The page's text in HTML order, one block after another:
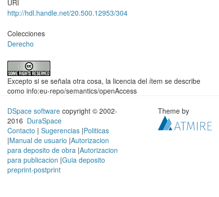
URI
http://hdl.handle.net/20.500.12953/304
Colecciones
Derecho
Excepto si se señala otra cosa, la licencia del ítem se describe
como info:eu-repo/semantics/openAccess
DSpace software copyright © 2002-
2016 DuraSpace
Contacto | Sugerencias |Politicas
|Manual de usuario |Autorizacion
para deposito de obra |Autorizacion
para publicacion |Guia deposito
preprint-postprint
Theme by